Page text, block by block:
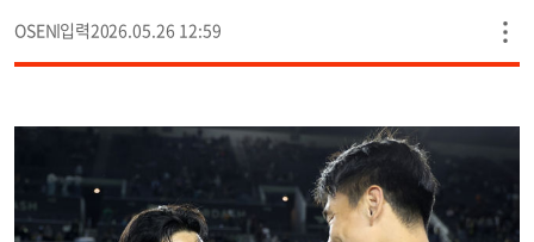
OSEN 2026.05.26 12:59